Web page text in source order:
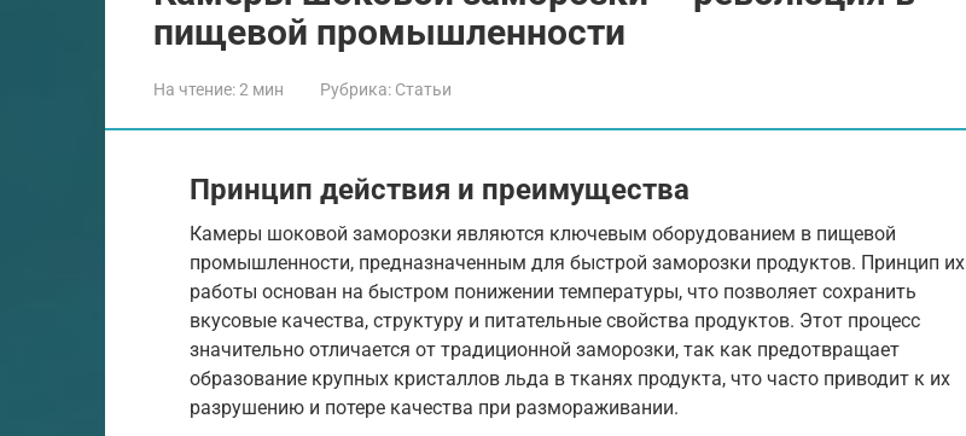
пищевой промышленности
На чтение:2 мин Рубрика: Статьи
Принцип действия и преимущества
Камеры шоковой заморозки являются ключевым оборудованием в пищевой
промышленности, предназначенным для быстрой заморозки продуктов. Принцип их
работы основан на быстром понижении температуры, что позволяет сохранить
вкусовые качества, структуру и питательные свойства продуктов. Этот процесс
значительно отличается от традиционной заморозки, так как предотвращает
образование крупных кристаллов льда в тканях продукта, что часто приводит к их
разрушению и потере качества при размораживании.